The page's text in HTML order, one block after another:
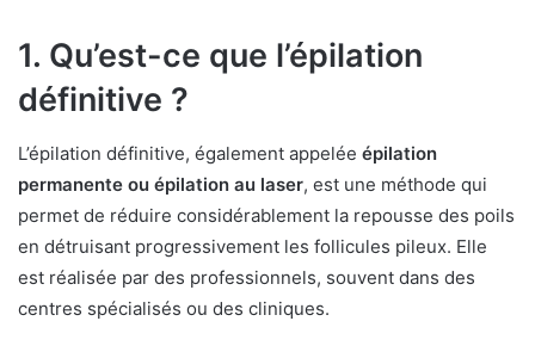
1. Qu’est-ce que l’épilation
définitive ?
L’épilation définitive, également appelée épilation
permanente ou épilation au laser, est une méthode qui
permet de réduire considérablement la repousse des poils
en détruisant progressivement les follicules pileux. Elle
est réalisée par des professionnels, souvent dans des
centres spécialisés ou des cliniques.